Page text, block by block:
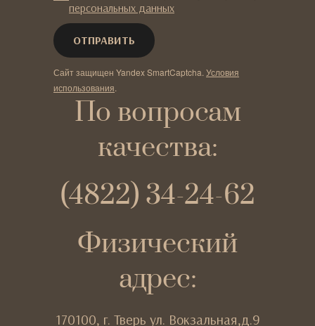
персональных данных
Сайт защищен Yandex SmartCaptcha. Условия
использования.
По вопросам
качества:
(4822) 34-24-62
Физический
адрес:
170100, г. Тверь ул. Вокзальная,д.9